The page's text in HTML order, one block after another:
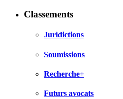
Classements
Juridictions
Soumissions
Recherche+
Futurs avocats